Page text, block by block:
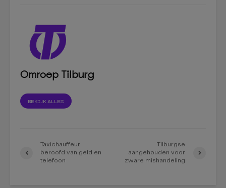
Omroep Tilburg
BEKIJK ALLES
Taxichauffeur
beroofd van geld en
telefoon
Tilburgse
aangehouden voor
zware mishandeling